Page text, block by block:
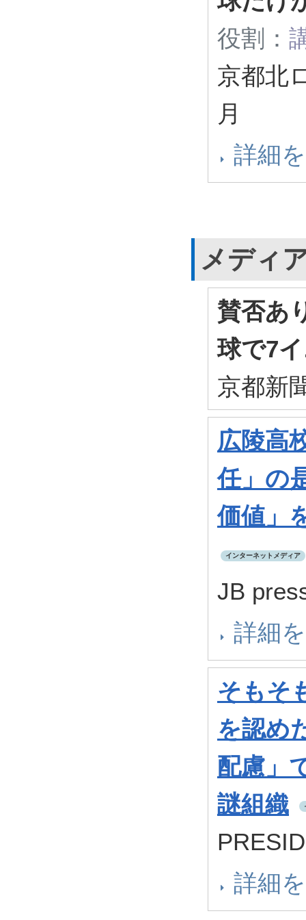
役割：
京都北
月
詳細
メディ
賛否あ
球で7
京都新
広陵高
任」の
価値」
インターネットメディア
JB
詳細
そもそ
を認め
配慮」
謎組織
詳細